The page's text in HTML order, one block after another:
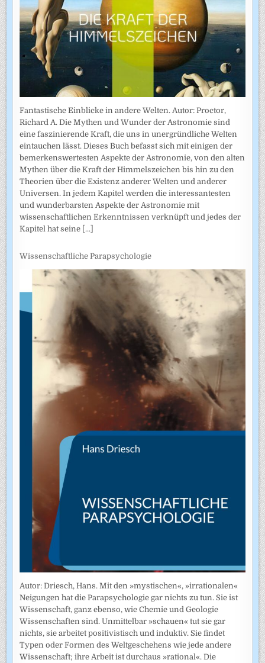
Fantastische Einblicke in andere Welten. Autor: Proctor,
Richard A. Die Mythen und Wunder der Astronomie sind
eine faszinierende Kraft, die uns in unergründliche Welten
eintauchen lässt. Dieses Buch befasst sich mit einigen der
bemerkenswertesten Aspekte der Astronomie, von den alten
Mythen über die Kraft der Himmelszeichen bis hin zu den
Theorien über die Existenz anderer Welten und anderer
Universen. In jedem Kapitel werden die interessantesten
und wunderbarsten Aspekte der Astronomie mit
wissenschaftlichen Erkenntnissen verknüpft und jedes der
Kapitel hat seine [...]
Wissenschaftliche Parapsychologie
Autor: Driesch, Hans. Mit den »mystischen«, »irrationalen«
Neigungen hat die Parapsychologie gar nichts zu tun. Sie ist
Wissenschaft, ganz ebenso, wie Chemie und Geologie
Wissenschaften sind. Unmittelbar »schauen« tut sie gar
nichts, sie arbeitet positivistisch und induktiv. Sie findet
Typen oder Formen des Weltgeschehens wie jede andere
Wissenschaft; ihre Arbeit ist durchaus »rational«. Die